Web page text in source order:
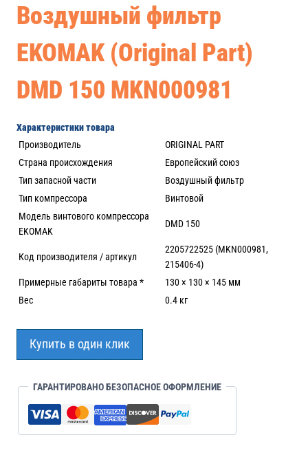
Воздушный фильтр
EKOMAK (Original Part)
DMD 150 MKN000981
Характеристики товара
Производитель
ORIGINAL PART
Страна происхождения
Европейский союз
Тип запасной части
Воздушный фильтр
Тип компрессора
Винтовой
Модель винтового компрессора
EKOMAK
DMD 150
Код производителя / артикул
2205722525 (MKN000981,
215406-4)
Примерные габариты товара *
130 × 130 × 145 мм
Вес
0.4 кг
Купить в один клик
ГАРАНТИРОВАНО БЕЗОПАСНОЕ ОФОРМЛЕНИЕ